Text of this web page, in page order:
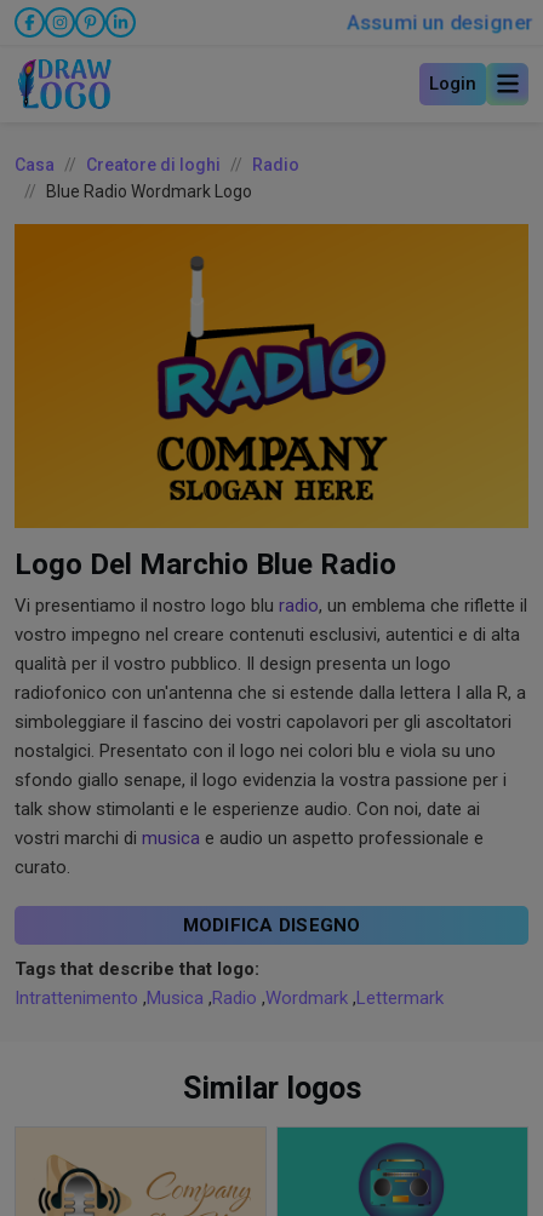
Assumi un designer
Login
Casa Creatore di loghi
Radio
Blue Radio Wordmark Logo
Logo Del Marchio Blue Radio
Vi presentiamo il nostro logo blu radio, un emblema che riflette il
vostro impegno nel creare contenuti esclusivi, autentici e di alta
qualità per il vostro pubblico. Il design presenta un logo
radiofonico con un'antenna che si estende dalla lettera I alla R, a
simboleggiare il fascino dei vostri capolavori per gli ascoltatori
nostalgici. Presentato con il logo nei colori blu e viola su uno
sfondo giallo senape, il logo evidenzia la vostra passione per i
talk show stimolanti e le esperienze audio. Con noi, date ai
vostri marchi di musica e audio un aspetto professionale e
curato.
MODIFICA DISEGNO
Tags that describe that logo:
Intrattenimento ,Musica ,Radio ,Wordmark ,Lettermark
Similar logos